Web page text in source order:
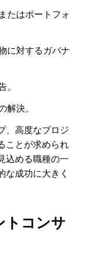
たはポートフォ
に対するガバナ
。
解決。
、高度なプロジ
ことが求められ
込める職種の一
な成功に大きく
トコンサ